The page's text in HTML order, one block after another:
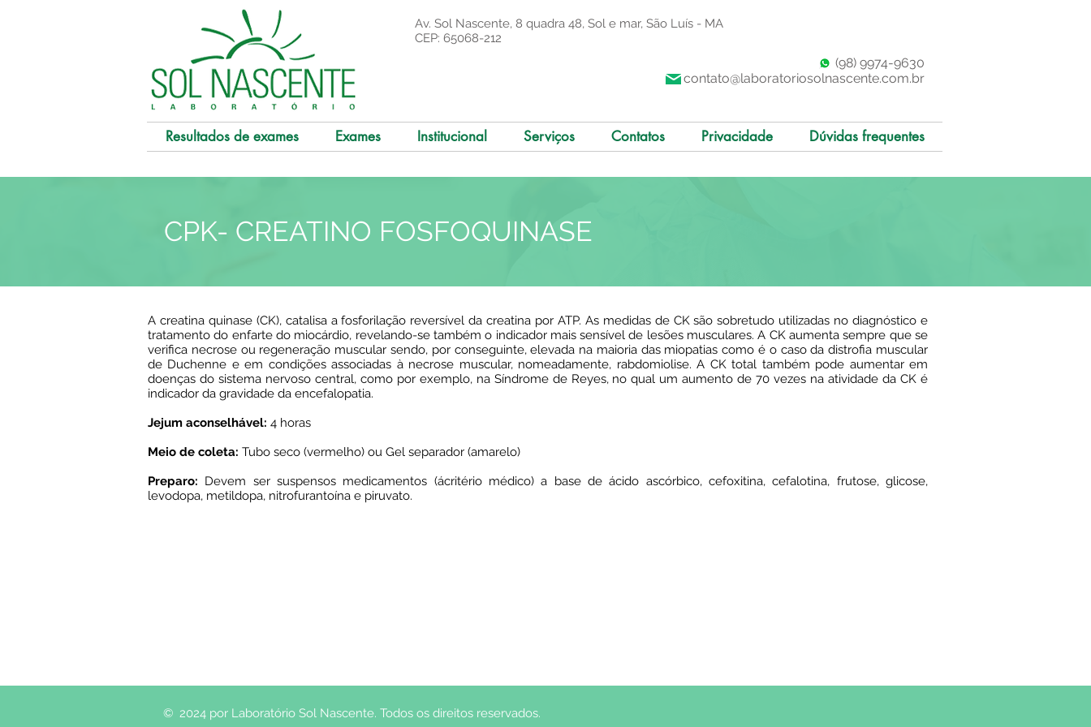
Av. Sol Nascente, 8 quadra 48, Sol e mar, São Luís - MA
CEP: 65068-212
(98) 9974-9630
contato@laboratoriosolnascente.com.br
Resultados de exames Exames Institucional Serviços Contatos Privacidade Dúvidas frequentes
CPK- CREATINO FOSFOQUINASE
A creatina quinase (CK), catalisa a fosforilação reversível da creatina por ATP. As medidas de CK são sobretudo utilizadas no diagnóstico e
tratamento do enfarte do miocárdio, revelando-se também o indicador mais sensível de lesões musculares. A CK aumenta sempre que se
verifica necrose ou regeneração muscular sendo, por conseguinte, elevada na maioria das miopatias como é o caso da distrofia muscular
de Duchenne e em condições associadas à necrose muscular, nomeadamente, rabdomiolise. A CK total também pode aumentar em
doenças do sistema nervoso central, como por exemplo, na Síndrome de Reyes, no qual um aumento de 70 vezes na atividade da CK é
indicador da gravidade da encefalopatia.
Jejum aconselhável: 4 horas
Meio de coleta: Tubo seco (vermelho) ou Gel separador (amarelo)
Preparo: Devem ser suspensos medicamentos (ácritério médico) a base de ácido ascórbico, cefoxitina, cefalotina, frutose, glicose,
levodopa, metildopa, nitrofurantoína e piruvato.
© 2024 por Laboratório Sol Nascente. Todos os direitos reservados.